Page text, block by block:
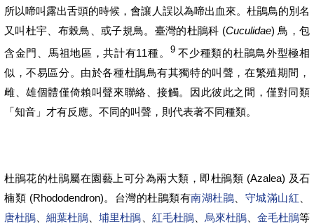
所以啼叫露出舌頭的時候，會讓人誤以為啼出血來。杜鵑鳥的別名
又叫杜宇、 布榖鳥、或子規鳥。臺灣的杜鵑科 (Cuculidae) 鳥，包
含金門、馬祖地區，共計有11種。 9 不少種類的杜鵑鳥外型極相
似，不易區分。由於各種杜鵑鳥有其獨特的叫聲，在繁殖期間，
雌、雄個體僅倚賴叫聲來聯絡、接觸。因此彼此之間，僅對同類
「知音」才有反應。不同的叫聲，則代表著不同種類。
杜鵑花的杜鵑屬在園藝上可分為兩大類，即杜鵑類 (Azalea) 及石
楠類 (Rhododendron)。 台灣的杜鵑類有南湖杜鵑 守城滿山紅
唐杜鵑 、細葉杜鵑 、埔里杜鵑 紅毛杜鵑、 烏來杜鵑、 金毛杜鵑等